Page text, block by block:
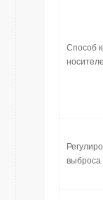
Способ
носителе
выброса